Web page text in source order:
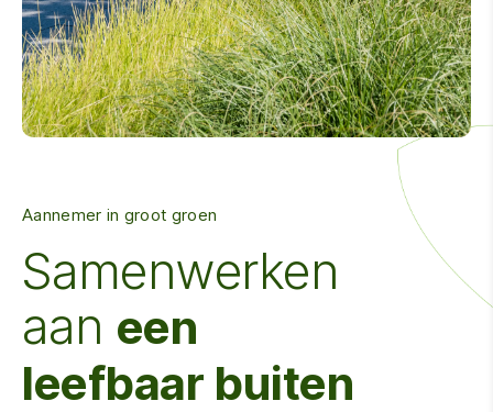
Aannemer in groot groen
Samenwerken
aan een
leefbaar buiten